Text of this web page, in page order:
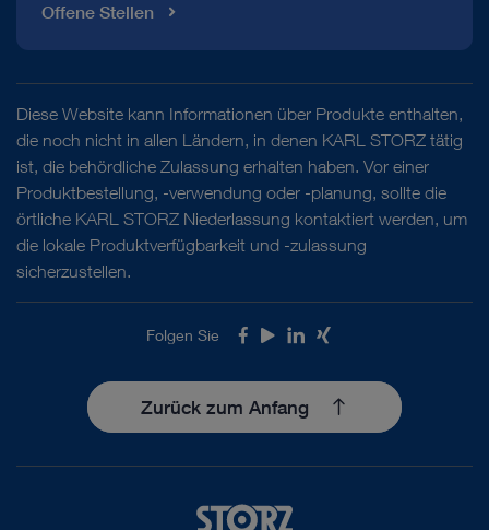
Offene Stellen
Diese Website kann Informationen über Produkte enthalten,
die noch nicht in allen Ländern, in denen KARL STORZ tätig
ist, die behördliche Zulassung erhalten haben. Vor einer
Produktbestellung, -verwendung oder -planung, sollte die
örtliche KARL STORZ Niederlassung kontaktiert werden, um
die lokale Produktverfügbarkeit und -zulassung
sicherzustellen.
Folgen Sie Facebook
Youtube
LinkedIn
Xing
Zurück zum Anfang